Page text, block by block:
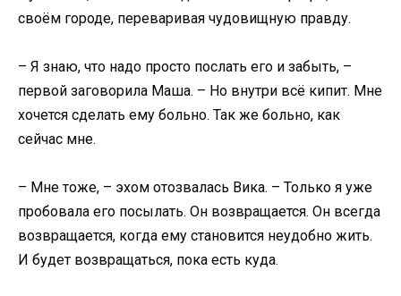
своём городе, переваривая чудовищную правду.
– Я знаю, что надо просто послать его и забыть, –
первой заговорила Маша. – Но внутри всё кипит. Мне
хочется сделать ему больно. Так же больно, как
сейчас мне.
– Мне тоже, – эхом отозвалась Вика. – Только я уже
пробовала его посылать. Он возвращается. Он всегда
возвращается, когда ему становится неудобно жить.
И будет возвращаться, пока есть куда.